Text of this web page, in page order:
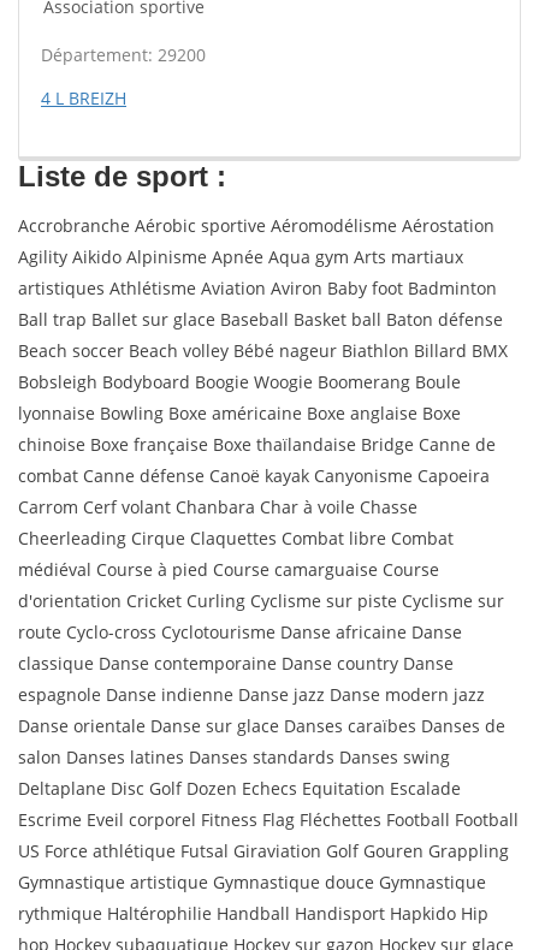
Association sportive
Département: 29200
4 L BREIZH
Liste de sport :
Accrobranche Aérobic sportive Aéromodélisme Aérostation
Agility Aikido Alpinisme Apnée Aqua gym Arts martiaux
artistiques Athlétisme Aviation Aviron Baby foot Badminton
Ball trap Ballet sur glace Baseball Basket ball Baton défense
Beach soccer Beach volley Bébé nageur Biathlon Billard BMX
Bobsleigh Bodyboard Boogie Woogie Boomerang Boule
lyonnaise Bowling Boxe américaine Boxe anglaise Boxe
chinoise Boxe française Boxe thaïlandaise Bridge Canne de
combat Canne défense Canoë kayak Canyonisme Capoeira
Carrom Cerf volant Chanbara Char à voile Chasse
Cheerleading Cirque Claquettes Combat libre Combat
médiéval Course à pied Course camarguaise Course
d'orientation Cricket Curling Cyclisme sur piste Cyclisme sur
route Cyclo-cross Cyclotourisme Danse africaine Danse
classique Danse contemporaine Danse country Danse
espagnole Danse indienne Danse jazz Danse modern jazz
Danse orientale Danse sur glace Danses caraïbes Danses de
salon Danses latines Danses standards Danses swing
Deltaplane Disc Golf Dozen Echecs Equitation Escalade
Escrime Eveil corporel Fitness Flag Fléchettes Football Football
US Force athlétique Futsal Giraviation Golf Gouren Grappling
Gymnastique artistique Gymnastique douce Gymnastique
rythmique Haltérophilie Handball Handisport Hapkido Hip
hop Hockey subaquatique Hockey sur gazon Hockey sur glace